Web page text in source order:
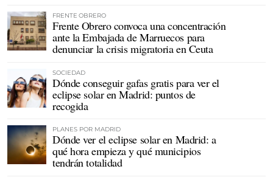
FRENTE OBRERO
Frente Obrero convoca una concentración
ante la Embajada de Marruecos para
denunciar la crisis migratoria en Ceuta
SOCIEDAD
Dónde conseguir gafas gratis para ver el
eclipse solar en Madrid: puntos de
recogida
PLANES POR MADRID
Dónde ver el eclipse solar en Madrid: a
qué hora empieza y qué municipios
tendrán totalidad